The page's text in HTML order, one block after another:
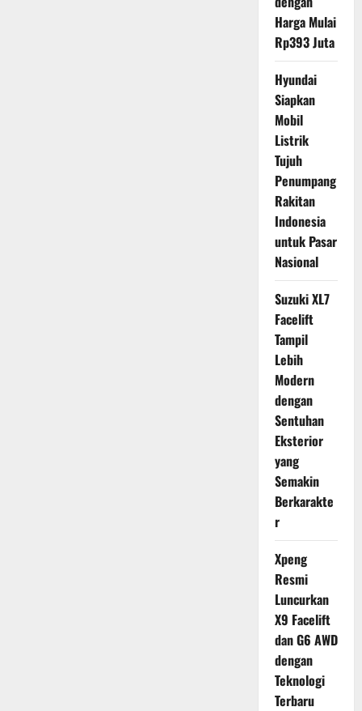
Harga Mulai
Rp393 Juta
Hyundai
Siapkan
Mobil
Listrik
Tujuh
Penumpang
Rakitan
Indonesia
untuk Pasar
Nasional
Suzuki XL7
Facelift
Tampil
Lebih
Modern
dengan
Sentuhan
Eksterior
yang
Semakin
Berkarakte
r
Xpeng
Resmi
Luncurkan
X9 Facelift
dan G6 AWD
dengan
Teknologi
Terbaru